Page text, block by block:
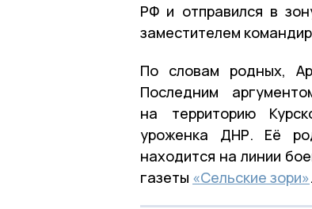
РФ и отправился в
заместителем
По словам родных,
Последним
на территорию
уроженка ДНР. Её
находится на линии
газеты «Сельские зори».